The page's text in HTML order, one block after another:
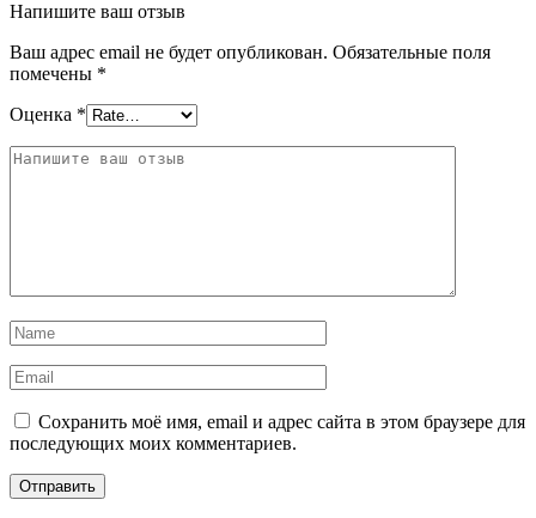
Напишите ваш отзыв
Ваш адрес email не будет опубликован. Обязательные поля
помечены *
Оценка *
Сохранить моё имя, email и адрес сайта в этом браузере для
последующих моих комментариев.